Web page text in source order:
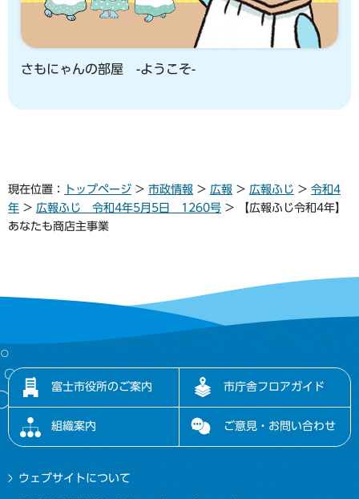
さもにゃんの部屋 -ようこそ-
現在位置： トップページ > 市政情報 > 広報 > 広報ふじ > 令和4
年 > 広報ふじ 令和4年5月5日 1260号 > 【広報ふじ令和4年】
あなたも商店主事業
富士市役所のご案内 市庁舎フロアガイド
組織案内 ご意見・お問い合わせ
ウェブサイトについて